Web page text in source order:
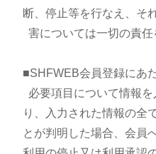
断、停止等を行なえ、そ
害については一切の責任
■SHFWEB会員登録にあ
必要項目について情報
り、入力された情報の全
とが判明した場合、会員